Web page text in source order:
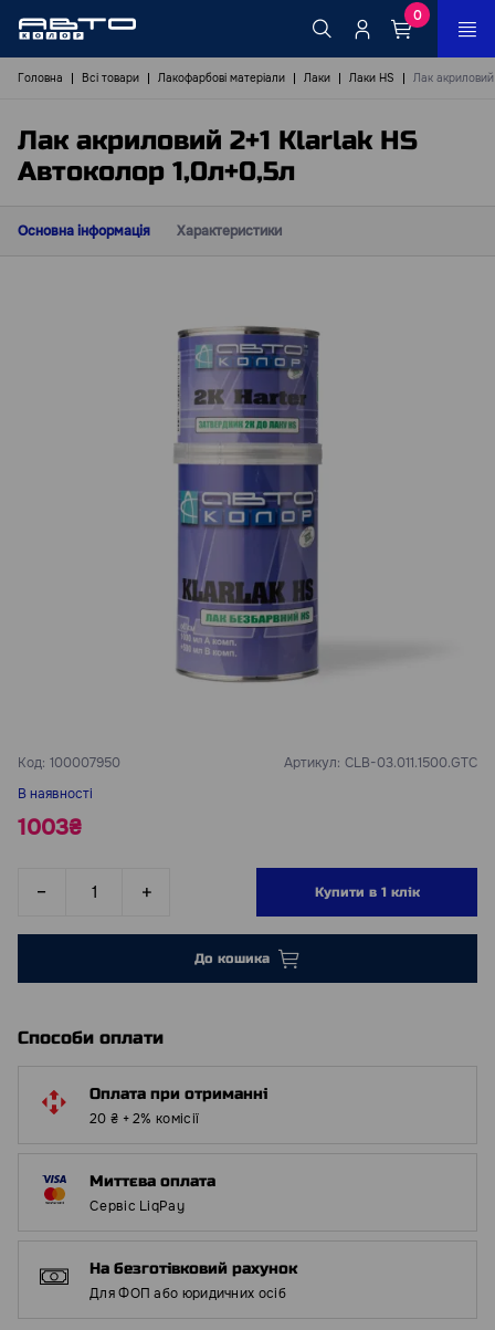
0
Головна Всі товари Лакофарбові матеріали Лаки Лаки HS Лак
Лак акриловий 2+1 Klarlak HS
Автоколор 1,0л+0,5л
Основна інформація Характеристики
Код: 100007950 Артикул: CLB-03.011.1500.GTC
В наявності
1003₴
Купити в 1 клік
До кошика
Способи оплати
Оплата при отриманні
20 ₴ + 2% комісії
Миттєва оплата
Сервіс LiqPay
На безготівковий рахунок
Для ФОП або юридичних осіб